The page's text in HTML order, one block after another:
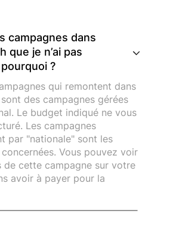
campagnes dans
que je n’ai pas
?
qui remontent dans
des campagnes gérées
Le budget indiqué ne vous
Les campagnes
par "nationale" sont les
Vous pouvez voir
de cette campagne sur votre
avoir à payer pour la